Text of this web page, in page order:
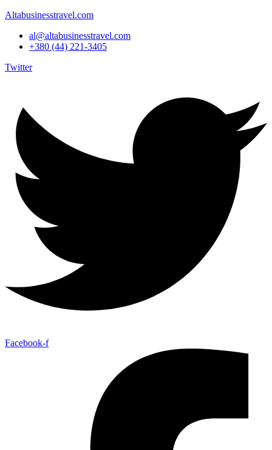
Altabusinesstravel.com
al@altabusinesstravel.com
+380 (44) 221-3405
Twitter
Facebook-f